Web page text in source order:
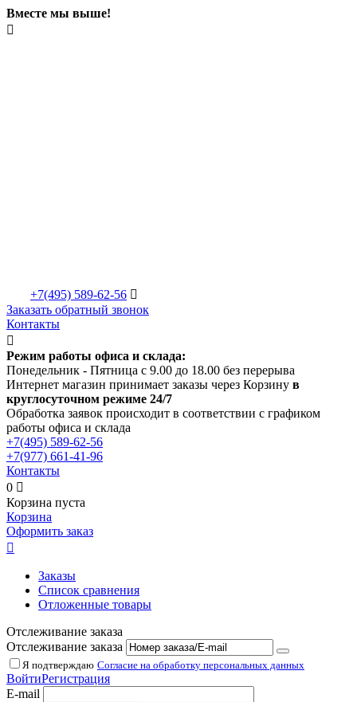
Вместе мы выше!

+7(495) 589-62-56 
Заказать обратный звонок
Контакты

Режим работы офиса и склада:
Понедельник - Пятница с 9.00 до 18.00 без перерыва
Интернет магазин принимает заказы через Корзину в
круглосуточном режиме 24/7
Обработка заявок происходит в соответствии с графиком
работы офиса и склада
+7(495) 589-62-56
+7(977) 661-41-96
Контакты
0 
Корзина пуста
Корзина
Оформить заказ

Заказы
Список сравнения
Отложенные товары
Отслеживание заказа
Отслеживание заказа
Я подтверждаю Согласие на обработку персональных данных
ВойтиРегистрация
E-mail